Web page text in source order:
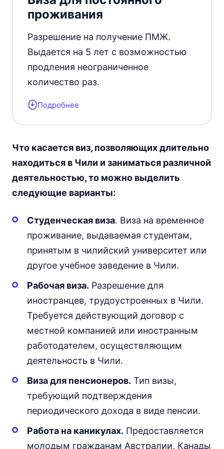
Заявка на получение оформляется на
Tramites Digitales . Время обработки
заявления составляет около 15–30
рабочих дней.
проживания
Разрешение на получение ПМЖ.
Выдается на 5 лет с возможностью
продления неограниченное
количество раз.
После 5 лет постоянного проживания
Заявки на получение Residencia
Definitiva подаются черезPortal de
Tramites Digitales. Заявление должно
до окончания действующего ВНЖ.
Статус рассмотрения дела также
можно отслеживать на онлайн
платформе.
Подробнее
Что касается виз, позволяющих длительно
находиться в Чили и заниматься различной
деятельностью, то можно выделить
следующие варианты:
Студенческая виза. Виза на временное
проживание, выдаваемая студентам,
принятым в чилийский университет или
другое учебное заведение в Чили.
Рабочая виза. Разрешение для
иностранцев, трудоустроенных в Чили.
Требуется действующий договор с
местной компанией или иностранным
работодателем, осуществляющим
деятельность в Чили.
Виза для пенсионеров. Тип визы,
требующий подтверждения
периодического дохода в виде пенсии.
Работа на каникулах. Предоставляется
молодым гражданам Австралии, Канады